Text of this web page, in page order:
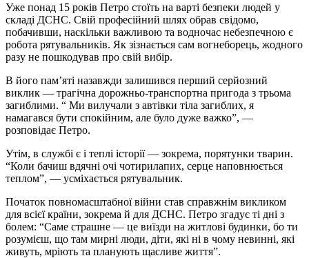
Уже понад 15 років Петро стоїть на варті безпеки людей у
складі ДСНС. Свій професійний шлях обрав свідомо,
побачивши, наскільки важливою та водночас небезпечною є
робота рятувальників. Як зізнається сам вогнеборець, жодного
разу не пошкодував про свій вибір.
В його пам’яті назавжди залишився перший серйозний
виклик — трагічна дорожньо-транспортна пригода з трьома
загиблими. “ Ми вилучали з автівки тіла загиблих, я
намагався бути спокійним, але було дуже важко”, —
розповідає Петро.
Утім, в службі є і теплі історії — зокрема, порятунки тварин.
“Коли бачиш вдячні очі чотирилапих, серце наповнюється
теплом”, — усміхається рятувальник.
Початок повномасштабної війни став справжнім викликом
для всієї країни, зокрема й для ДСНС. Петро згадує ті дні з
болем: “Саме страшне — це виїзди на житлові будинки, бо ти
розумієш, що там мирні люди, діти, які ні в чому невинні, які
живуть, мріють та планують щасливе життя”.